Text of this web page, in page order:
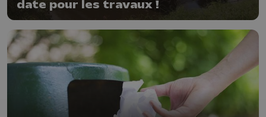
date pour les travaux !